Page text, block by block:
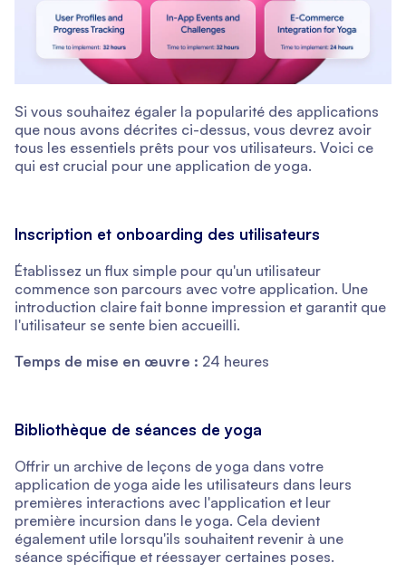
Si vous souhaitez égaler la popularité des applications
que nous avons décrites ci-dessus, vous devrez avoir
tous les essentiels prêts pour vos utilisateurs. Voici ce
qui est crucial pour une application de yoga.
Inscription et onboarding des utilisateurs
Établissez un flux simple pour qu'un utilisateur
commence son parcours avec votre application. Une
introduction claire fait bonne impression et garantit que
l'utilisateur se sente bien accueilli.
Temps de mise en œuvre : 24 heures
Bibliothèque de séances de yoga
Offrir un archive de leçons de yoga dans votre
application de yoga aide les utilisateurs dans leurs
premières interactions avec l'application et leur
première incursion dans le yoga. Cela devient
également utile lorsqu'ils souhaitent revenir à une
séance spécifique et réessayer certaines poses.